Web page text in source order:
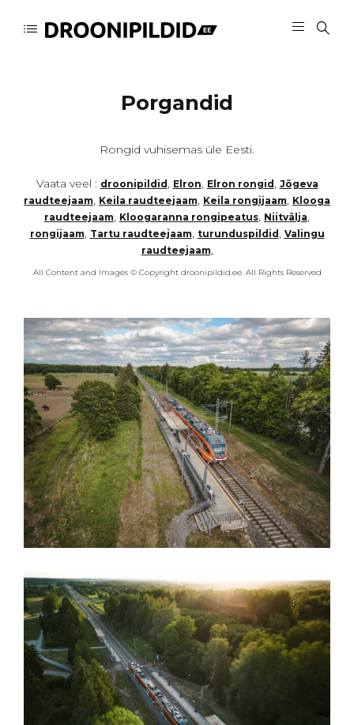
Porgandid
Rongid vuhisemas üle Eesti.
Vaata veel : droonipildid , Elron, Elron rongid , Jõgeva
raudteejaam, Keila raudteejaam, Keila rongijaam, Klooga
raudteejaam, Kloogaranna rongipeatus, Niitvälja,
rongijaam, Tartu raudteejaam, turunduspildid , Valingu
raudteejaam,
All Content and Images © Copyright droonipildid.ee. All Rights Reserved